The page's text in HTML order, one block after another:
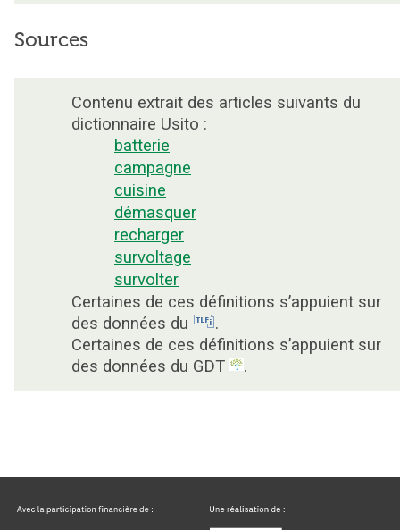
Sources
Contenu extrait des articles suivants du
dictionnaire Usito :
batterie
campagne
cuisine
démasquer
recharger
survoltage
survolter
Certaines de ces définitions s’appuient sur
des données du
.
Certaines de ces définitions s’appuient sur
des données du GDT
.